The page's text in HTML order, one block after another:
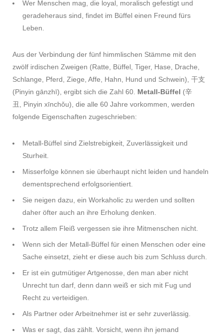
Wer Menschen mag, die loyal, moralisch gefestigt und
geradeheraus sind, findet im Büffel einen Freund fürs
Leben.
Aus der Verbindung der fünf himmlischen Stämme mit den
zwölf irdischen Zweigen (Ratte, Büffel, Tiger, Hase, Drache,
Schlange, Pferd, Ziege, Affe, Hahn, Hund und Schwein), 干支
(Pinyin gānzhī), ergibt sich die Zahl 60. Metall-Büffel (辛
丑, Pinyin xīnchǒu), die alle 60 Jahre vorkommen, werden
folgende Eigenschaften zugeschrieben:
Metall-Büffel sind Zielstrebigkeit, Zuverlässigkeit und
Sturheit.
Misserfolge können sie überhaupt nicht leiden und handeln
dementsprechend erfolgsorientiert.
Sie neigen dazu, ein Workaholic zu werden und sollten
daher öfter auch an ihre Erholung denken.
Trotz allem Fleiß vergessen sie ihre Mitmenschen nicht.
Wenn sich der Metall-Büffel für einen Menschen oder eine
Sache einsetzt, zieht er diese auch bis zum Schluss durch.
Er ist ein gutmütiger Artgenosse, den man aber nicht
Unrecht tun darf, denn dann weiß er sich mit Fug und
Recht zu verteidigen.
Als Partner oder Arbeitnehmer ist er sehr zuverlässig.
Was er sagt, das zählt. Vorsicht, wenn ihn jemand